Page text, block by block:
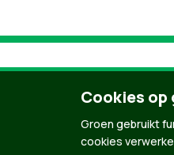
Cookies op
Groen gebruikt
cookies